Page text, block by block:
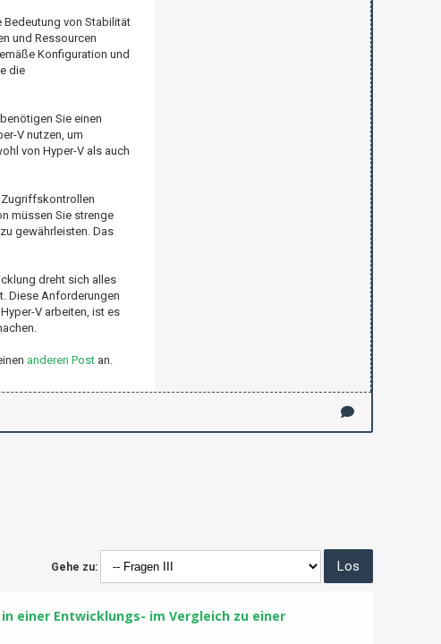
von Stabilität
und Ressourcen
Konfiguration und
die
Sie einen
V nutzen, um
von Hyper-V als auch
Zugriffskontrollen
müssen Sie strenge
gewährleisten. Das
dreht sich alles
Diese Anforderungen
V arbeiten, ist es
anderen Postan.
Gehe zu:
einer Entwicklungs- im Vergleich zu einer